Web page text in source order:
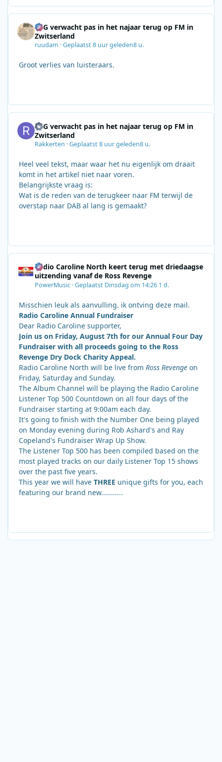
SRG verwacht pas in het najaar terug op FM in
Zwitserland
ruudam ·Geplaatst8 uur geleden8 u.
Groot verlies van luisteraars.
SRG verwacht pas in het najaar terug op FM in
Zwitserland
Rakkerten ·Geplaatst8 uur geleden8 u.
Heel veel tekst, maar waar het nu eigenlijk om draait
komt in het artikel niet naar voren.
Belangrijkste vraag is:
Wat is de reden van de terugkeer naar FM terwijl de
overstap naar DAB al lang is gemaakt?
Radio Caroline North keert terug met driedaagse
uitzending vanaf de Ross Revenge
PowerMusic ·Geplaatst Dinsdag om 14:26 1 d.
Misschien leuk als aanvulling. ik ontving deze mail.
Radio Caroline Annual Fundraiser
Dear Radio Caroline supporter,
Join us on Friday, August 7th for our Annual Four Day
Fundraiser with all proceeds going to the Ross
Revenge Dry Dock Charity Appeal.
Radio Caroline North will be live from Ross Revenge on
Friday, Saturday and Sunday.
The Album Channel will be playing the Radio Caroline
Listener Top 500 Countdown on all four days of the
Fundraiser starting at 9:00am each day.
It's going to finish with the Number One being played
on Monday evening during Rob Ashard's and Ray
Copeland's Fundraiser Wrap Up Show.
The Listener Top 500 has been compiled based on the
most played tracks on our daily Listener Top 15 shows
over the past five years.
This year we will have THREE unique gifts for you, each
featuring our brand new...........